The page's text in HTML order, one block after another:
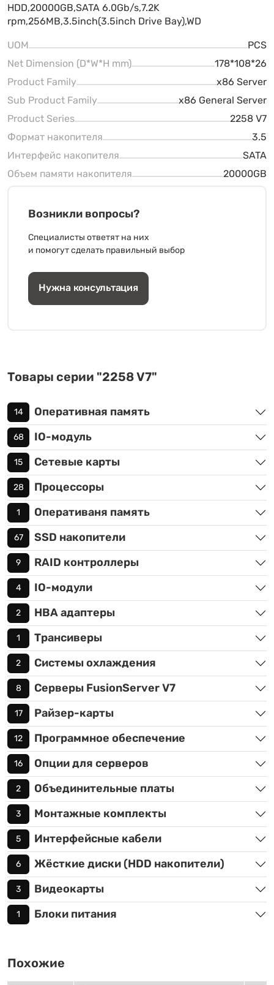
HDD,20000GB,SATA 6.0Gb/s,7.2K
rpm,256MB,3.5inch(3.5inch Drive Bay),WD
UOM
PCS
Net Dimension (D*W*H mm)
178*108*26
Product Family
x86 Server
Sub Product Family
x86 General Server
Product Series
2258 V7
Формат накопителя
3.5
Интерфейс накопителя
SATA
Объем памяти накопителя
20000GB
Возникли вопросы?
Специалисты ответят на них
и помогут сделать правильный выбор
Нужна консультация
Товары серии "2258 V7"
14 Оперативная память
68 IO-модуль
15 Сетевые карты
28 Процессоры
1 Оперативаня память
67 SSD накопители
9 RAID контроллеры
4 IO-модули
2 HBA адаптеры
1 Трансиверы
2 Системы охлаждения
8 Серверы FusionServer V7
17 Райзер-карты
12 Программное обеспечение
16 Опции для серверов
2 Объединительные платы
3 Монтажные комплекты
5 Интерфейсные кабели
6 Жёсткие диски (HDD накопители)
3 Видеокарты
1 Блоки питания
Похожие